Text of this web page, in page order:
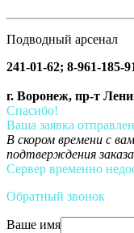
Подводный арсенал
241-01-62; 8-961-185-
г. Воронеж, пр-т
Спасибо!
Ваша заявка
В скором времени с
подтверждения
Сервер временно
Обратный звонок
Ваше имя